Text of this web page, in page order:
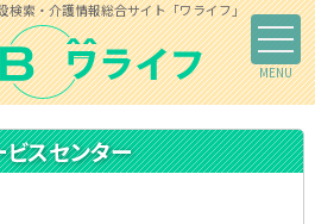
検索・介護情報総合サイト「ワライフ」
スセンター